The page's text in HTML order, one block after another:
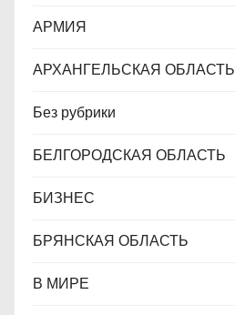
я
м
АРМИЯ
АРХАНГЕЛЬСКАЯ ОБЛАСТЬ
Без рубрики
БЕЛГОРОДСКАЯ ОБЛАСТЬ
БИЗНЕС
БРЯНСКАЯ ОБЛАСТЬ
В МИРЕ